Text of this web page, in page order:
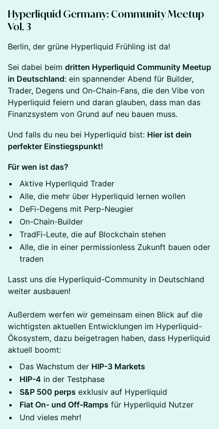
Hyperliquid Germany: Community Meetup
Vol. 3
Berlin, der grüne Hyperliquid Frühling ist da!
Sei dabei beim dritten Hyperliquid Community Meetup
in Deutschland: ein spannender Abend für Builder,
Trader, Degens und On-Chain-Fans, die den Vibe von
Hyperliquid feiern und daran glauben, dass man das
Finanzsystem von Grund auf neu bauen muss.
Und falls du neu bei Hyperliquid bist: Hier ist dein
perfekter Einstiegspunkt!
Für wen ist das?
Aktive Hyperliquid Trader
Alle, die mehr über Hyperliquid lernen wollen
DeFi-Degens mit Perp-Neugier
On-Chain-Builder
TradFi-Leute, die auf Blockchain stehen
Alle, die in einer permissionless Zukunft bauen oder
traden
Lasst uns die Hyperliquid-Community in Deutschland
weiter ausbauen!
Außerdem werfen wir gemeinsam einen Blick auf die
wichtigsten aktuellen Entwicklungen im Hyperliquid-
Ökosystem, dazu beigetragen haben, dass Hyperliquid
aktuell boomt:
Das Wachstum der HIP-3 Markets
HIP-4 in der Testphase
S&P 500 perps exklusiv auf Hyperliquid
Fiat On- und Off-Ramps für Hyperliquid Nutzer
Und vieles mehr!